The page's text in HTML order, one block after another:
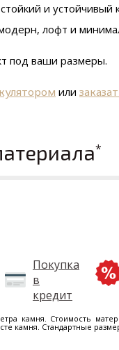
и устойчивый
лофт и
под ваши размеры.
или
*
Покупка
в
кредит
камня. Стоимость
камня. Стандартные